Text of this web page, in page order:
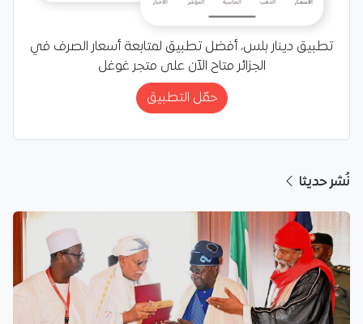
تطبيق دينار بلس، أفضل تطبيق لمتابعة أسعار الصرف في
الجزائر متاح الآن على متجر غوغل
حمّل التطبيق
نُشر حديثا